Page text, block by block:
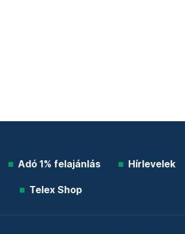
Adó 1% felajánlás Hírlevelek
Telex Shop